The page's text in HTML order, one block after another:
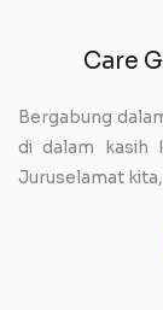
Care
Bergabung
di dalam kasih
Juruselamat